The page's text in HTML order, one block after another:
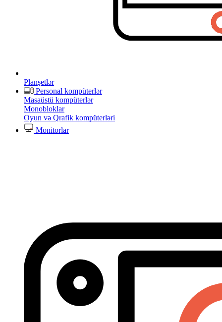
Planşetlər
Personal kompüterlər
Masaüstü kompüterlər
Monobloklar
Oyun və Qrafik kompüterləri
Monitorlar